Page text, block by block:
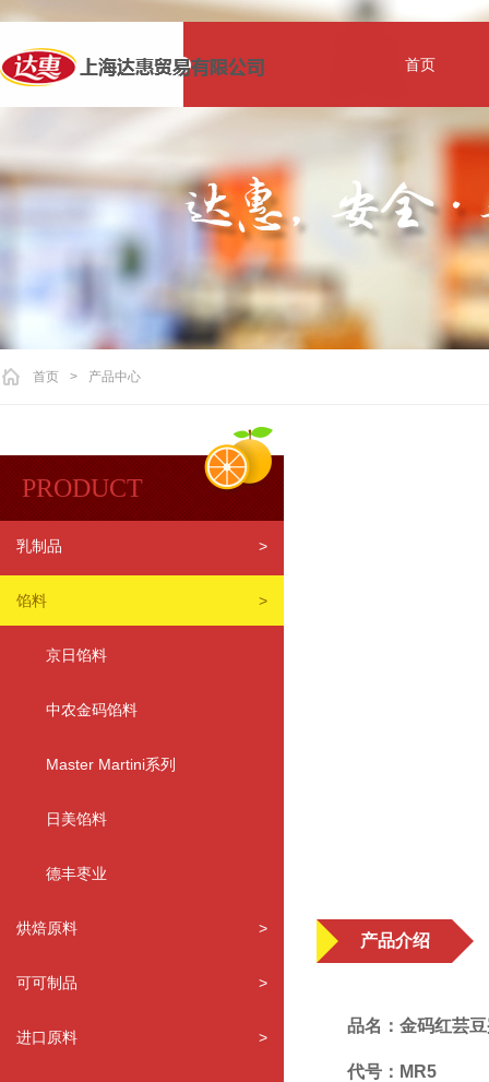
首页
首页 > 产品中心
PRODUCT
乳制品 >
馅料 >
京日馅料
中农金码馅料
Master Martini系列
日美馅料
德丰枣业
烘焙原料 >
可可制品 >
进口原料 >
产品介绍
品名：金码红芸
代号：MR5